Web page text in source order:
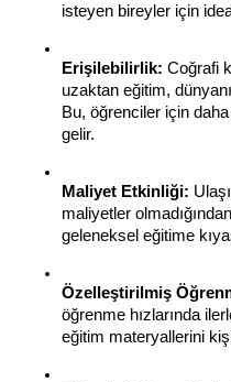
isteyen bireyler için
Erişilebilirlik: Coğrafi
uzaktan eğitim,
Bu, öğrenciler için
gelir.
Maliyet Etkinliği:
maliyetler
geleneksel eğitime
Özelleştirilmiş
öğrenme hızlarında
eğitim materyallerini